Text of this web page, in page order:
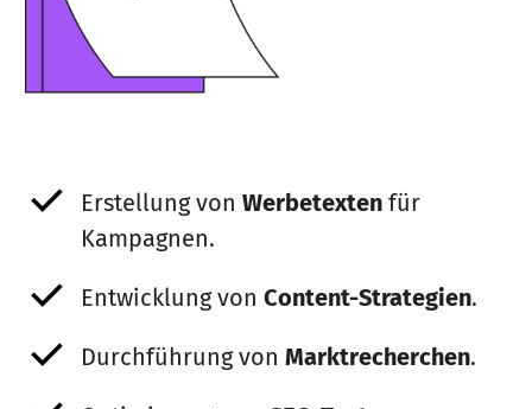
Erstellung von Werbetexten für
Kampagnen.
Entwicklung von Content-Strategien.
Durchführung von Marktrecherchen.